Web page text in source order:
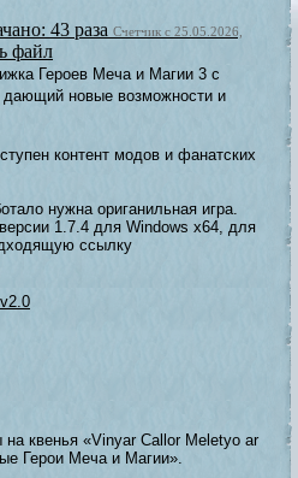
43 раза Счетчик с 25.05.2026,
файл
Героев Меча и Магии 3 с
новые возможности и
контент модов и фанатских
нужна ориганильная игра.
1.7.4 для Windows x64, для
ссылку
квенья «Vinyar Callor Meletyo ar
Герои Меча и Магии».